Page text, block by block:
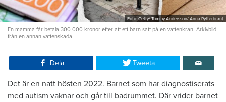
Foto: Getty/ Tommy Andersson/ Anna Rytterbrant
En mamma får betala 300 000 kronor efter att ett barn satt på en vattenkran. Arkivbild
från en annan vattenskada.
Dela Tweeta
Det är en natt hösten 2022. Barnet som har diagnostiserats
med autism vaknar och går till badrummet. Där vrider barnet